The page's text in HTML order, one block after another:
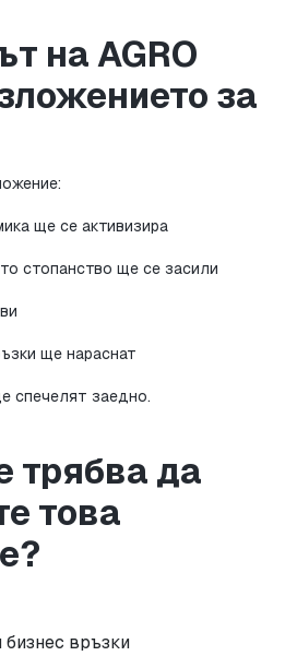
на AGRO
за
ще се активизира
стопанство ще се засили
ще нараснат
спечелят заедно.
трябва да
това
връзки